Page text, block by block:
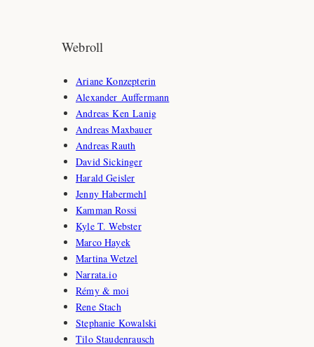
Webroll
Ariane Konzepterin
Alexander Auffermann
Andreas Ken Lanig
Andreas Maxbauer
Andreas Rauth
David Sickinger
Harald Geisler
Jenny Habermehl
Kamman Rossi
Kyle T. Webster
Marco Hayek
Martina Wetzel
Narrata.io
Rémy & moi
Rene Stach
Stephanie Kowalski
Tilo Staudenrausch